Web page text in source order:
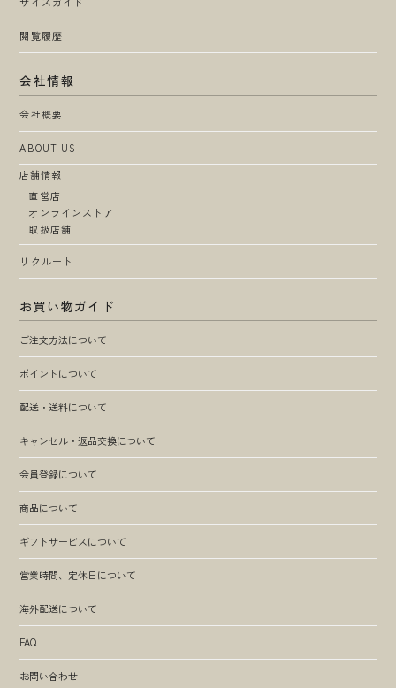
閲覧履歴
会社情報
会社概要
ABOUT US
店舗情報
直営店
オンラインストア
取扱店舗
リクルート
お買い物ガイド
ご注文方法について
ポイントについて
配送・送料について
キャンセル・返品交換について
会員登録について
商品について
ギフトサービスについて
営業時間、定休日について
海外配送について
FAQ
お問い合わせ